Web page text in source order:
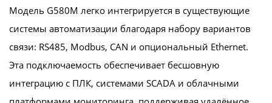
Модель G580M легко интегрируется в существующие
системы автоматизации благодаря набору вариантов
связи: RS485, Modbus, CAN и опциональный Ethernet.
Эта подключаемость обеспечивает бесшовную
интеграцию с ПЛК, системами SCADA и облачными